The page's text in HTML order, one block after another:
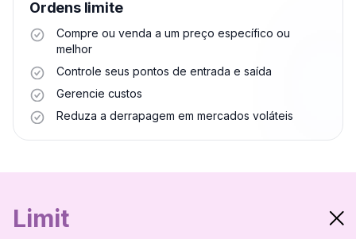
Ordens limite
Compre ou venda a um preço específico ou
melhor
Controle seus pontos de entrada e saída
Gerencie custos
Reduza a derrapagem em mercados voláteis
Limit